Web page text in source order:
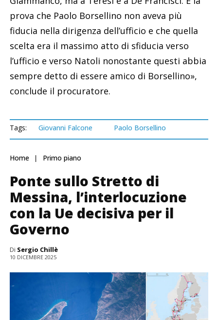
prova che Paolo Borsellino non aveva più
fiducia nella dirigenza dell’ufficio e che quella
scelta era il massimo atto di sfiducia verso
l’ufficio e verso Natoli nonostante questi abbia
sempre detto di essere amico di Borsellino»,
conclude il procuratore.
Tags: Giovanni Falcone Paolo Borsellino
Home Primo piano
Ponte sullo Stretto di
Messina, l’interlocuzione
con la Ue decisiva per il
Governo
Di Sergio Chillè
10 DICEMBRE 2025